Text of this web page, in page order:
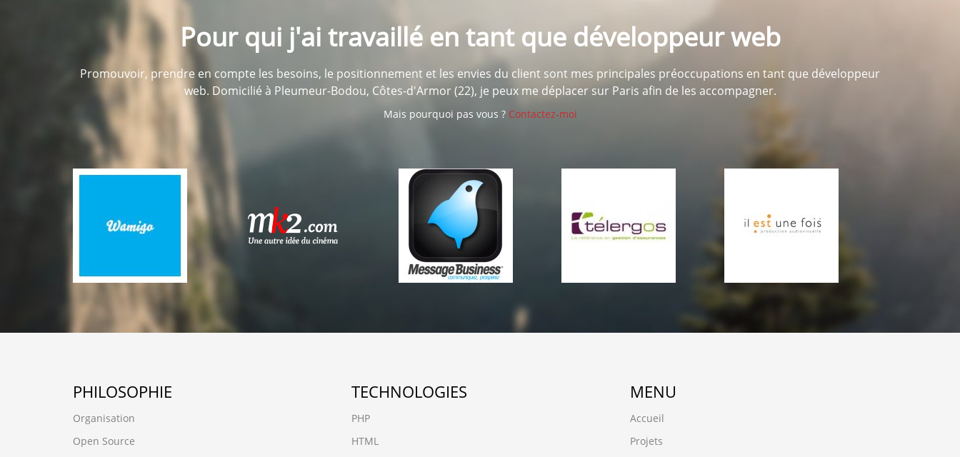
Pour qui j'ai travaillé en tant que développeur web
Promouvoir, prendre en compte les besoins, le positionnement et les envies du client sont mes principales préoccupations en tant que développeur
web. Domicilié à Pleumeur-Bodou, Côtes-d'Armor (22), je peux me déplacer sur Paris afin de les accompagner.
Mais pourquoi pas vous ? Contactez-moi
PHILOSOPHIE
Organisation
Open Source
TECHNOLOGIES
PHP
HTML
MENU
Accueil
Projets